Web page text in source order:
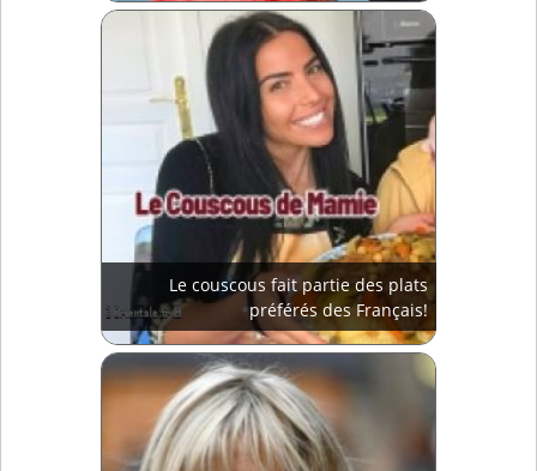
Le couscous fait partie des plats
préférés des Français!